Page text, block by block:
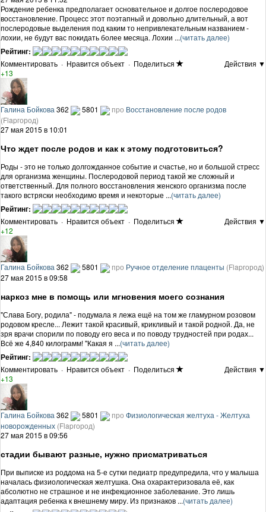
Рождение ребенка предполагает основательное и долгое послеродовое
восстановление. Процесс этот поэтапный и довольно длительный, а вот
послеродовые выделения под каким то непривлекательным названием -
лохии, не будут вас покидать более месяца. Лохии ...(читать далее)
Рейтинг:
Комментировать · Нравится объект · Поделиться
Действия ▼
+13
Галина Бойкова 362 5801 про Восстановление после родов
(Flapгород)
27 мая 2015 в 10:01
Что ждет после родов и как к этому подготовиться?
Роды - это не только долгожданное событие и счастье, но и большой стресс
для организма женщины. Послеродовой период такой же сложный и
ответственный. Для полного восстановления женского организма после
такого встряски необходимо время и некоторые ...(читать далее)
Рейтинг:
Комментировать · Нравится объект · Поделиться
Действия ▼
+12
Галина Бойкова 362 5801 про Ручное отделение плаценты (Flapгород)
27 мая 2015 в 09:58
наркоз мне в помощь или мгновения моего сознания
"Слава Богу, родила" - подумала я лежа ещё на том же гламурном розовом
родовом кресле... Лежит такой красивый, крикливый и такой родной. Да, не
зря врачи спорили по поводу его веса и по поводу трудностей при родах...
Всё же 4,840 килограмм! "Какая я ...(читать далее)
Рейтинг:
Комментировать · Нравится объект · Поделиться
Действия ▼
+13
Галина Бойкова 362 5801 про Физиологическая желтуха - Желтуха
новорожденных (Flapгород)
27 мая 2015 в 09:56
стадии бывают разные, нужно присматриваться
При выписке из роддома на 5-е сутки педиатр предупредила, что у малыша
началась физиологическая желтушка. Она охарактеризовала её, как
абсолютно не страшное и не инфекционное заболевание. Это лишь
адаптация ребенка к внешнему миру. Из признаков ...(читать далее)